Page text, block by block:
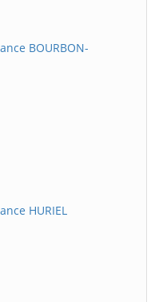
BOURBON-
HURIEL